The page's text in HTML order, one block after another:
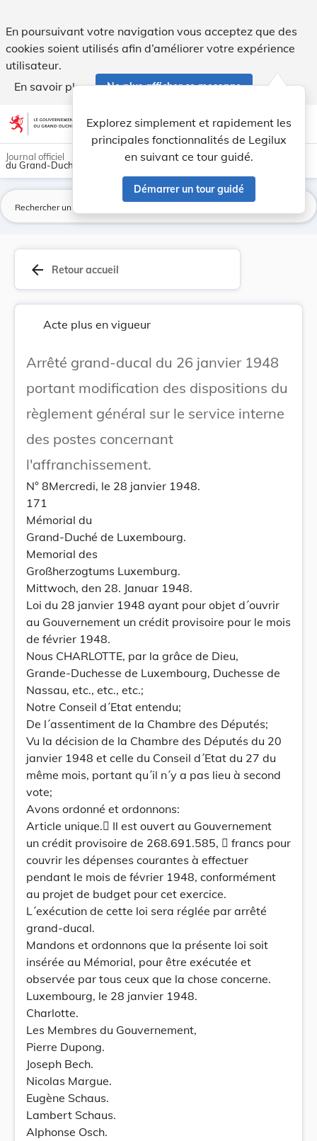
En poursuivant votre navigation vous acceptez que des
cookies soient utilisés afin d’améliorer votre expérience
utilisateur.
En savoir plus
Ne plus afficher ce message
Aller au contenu account_circle help Aide
Explorez simplement et rapidement les
principales fonctionnalités de Legilux
en suivant ce tour guidé.
Démarrer un tour guidé
light_mode dark_mode
Journal officiel
du Grand-Duché de Luxembourg
arrow_back Retour accueil
Acte plus en vigueur
Arrêté grand-ducal du 26 janvier 1948
portant modification des dispositions du
règlement général sur le service interne
des postes concernant
l'affranchissement.
N° 8Mercredi, le 28 janvier 1948.
171
Mémorial du
Grand-Duché de Luxembourg.
Memorial des
Großherzogtums Luxemburg.
Mittwoch, den 28. Januar 1948.
Loi du 28 janvier 1948 ayant pour objet d´ouvrir
au Gouvernement un crédit provisoire pour le mois
de février 1948.
Nous CHARLOTTE, par la grâce de Dieu,
Grande-Duchesse de Luxembourg, Duchesse de
Nassau, etc., etc., etc.;
Notre Conseil d´Etat entendu;
De l´assentiment de la Chambre des Députés;
Vu la décision de la Chambre des Députés du 20
janvier 1948 et celle du Conseil d´Etat du 27 du
même mois, portant qu´il n´y a pas lieu à second
vote;
Avons ordonné et ordonnons:
Article unique. Il est ouvert au Gouvernement
un crédit provisoire de 268.691.585,  francs pour
couvrir les dépenses courantes à effectuer
pendant le mois de février 1948, conformément
au projet de budget pour cet exercice.
L´exécution de cette loi sera réglée par arrêté
grand-ducal.
Mandons et ordonnons que la présente loi soit
insérée au Mémorial, pour être exécutée et
observée par tous ceux que la chose concerne.
Luxembourg, le 28 janvier 1948.
Charlotte.
Les Membres du Gouvernement,
Pierre Dupong.
Joseph Bech.
Nicolas Margue.
Eugène Schaus.
Lambert Schaus.
Alphonse Osch.